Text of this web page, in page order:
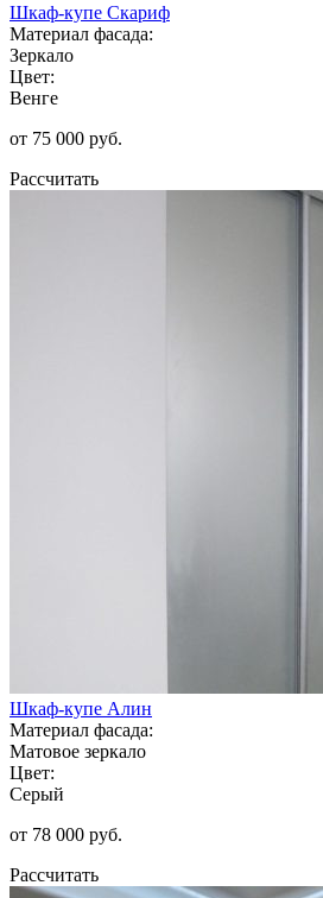
Шкаф-купе Скариф
Материал фасада:
Зеркало
Цвет:
Венге
от 75 000 руб.
Рассчитать
Шкаф-купе Алин
Материал фасада:
Матовое зеркало
Цвет:
Серый
от 78 000 руб.
Рассчитать